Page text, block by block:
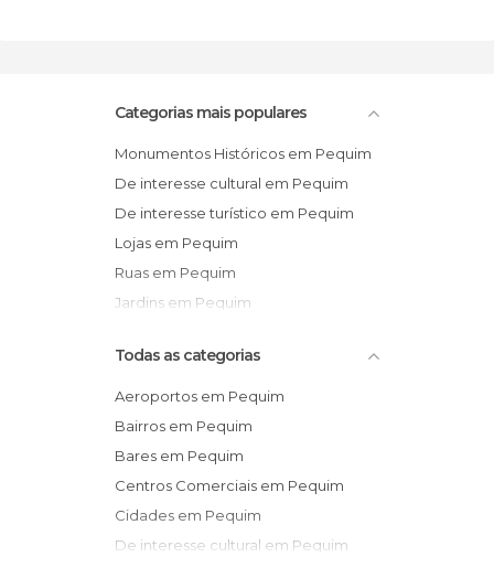
Categorias mais populares
Monumentos Históricos em Pequim
De interesse cultural em Pequim
De interesse turístico em Pequim
Lojas em Pequim
Ruas em Pequim
Jardins em Pequim
Todas as categorias
Aeroportos em Pequim
Bairros em Pequim
Bares em Pequim
Centros Comerciais em Pequim
Cidades em Pequim
De interesse cultural em Pequim